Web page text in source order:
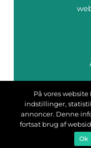
På vores
indstillinger,
annoncer. Denne
fortsat brug af
Ok